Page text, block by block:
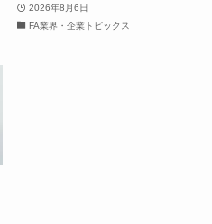
2026年8月6日
FA業界・企業トピックス